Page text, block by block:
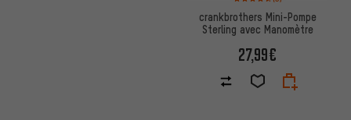
crankbrothers Mini-Pompe
Sterling avec Manomètre
27,99€